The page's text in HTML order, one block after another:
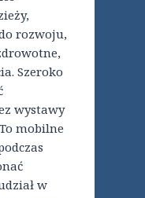
rozwoju,
Szeroko
wystawy
mobilne
w